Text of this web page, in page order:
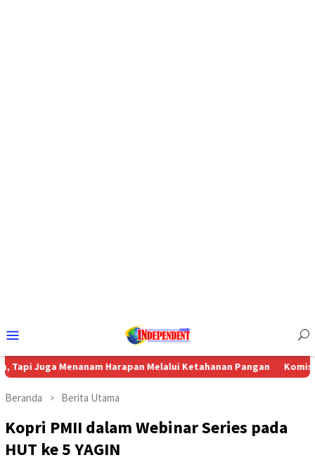
Mobile
Harapan Melalui Ketahanan Pangan Komisi 4 DPRD
Beranda Berita Utama
Kopri PMII dalam Webinar Series pada
HUT ke 5 YAGIN